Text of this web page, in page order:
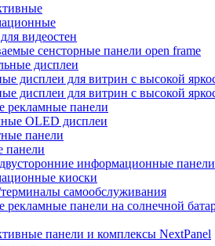
видеостен
сенсторные панели open frame
дисплеи
дисплеи для витрин с высокой
дисплеи для витрин с высокой
рекламные панели
OLED дисплеи
панели
панели
информационные панели
киоски
самообслуживания
рекламные панели на солнечной
панели и комплексы NextPanel